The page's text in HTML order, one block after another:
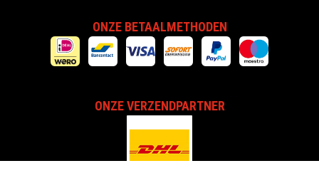
ONZE BETAALMETHODEN
ONZE VERZENDPARTNER